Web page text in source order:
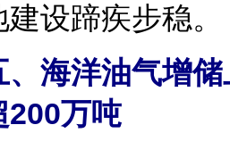
设蹄疾步稳。
洋油气增储
200万吨